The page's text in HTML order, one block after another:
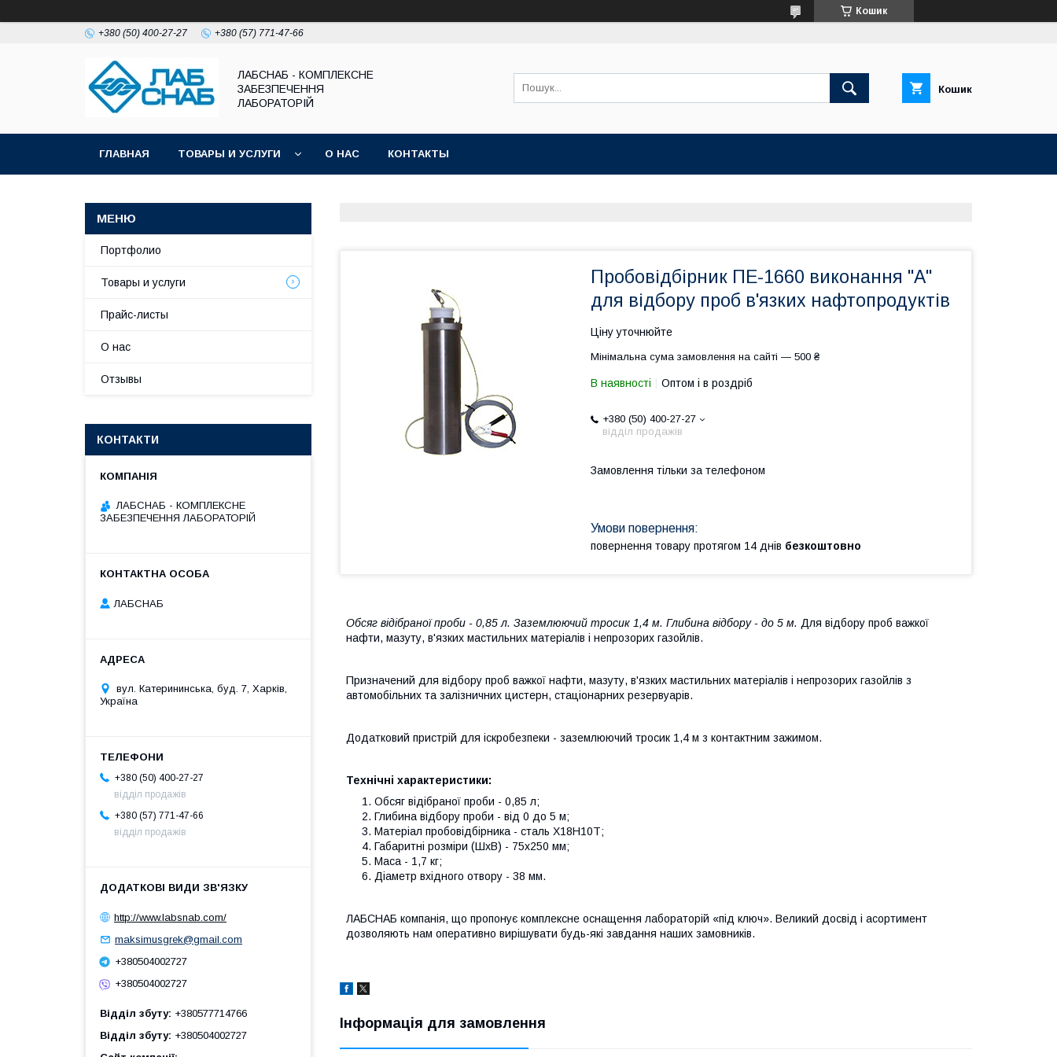
Кошик
+380 (50) 400-27-27 +380 (57) 771-47-66
ЛАБСНАБ - КОМПЛЕКСНЕ
ЗАБЕЗПЕЧЕННЯ
ЛАБОРАТОРІЙ
Кошик
ГЛАВНАЯ ТОВАРЫ И УСЛУГИ О НАС КОНТАКТЫ
Пробовідбірник ПЕ-1660 виконання "А"
для відбору проб в'язких нафтопродуктів
Ціну уточнюйте
Мінімальна сума замовлення на сайті — 500 ₴
В наявності Оптом і в роздріб
+380 (50) 400-27-27
відділ продажів
Замовлення тільки за телефоном
повернення товару протягом 14 днів безкоштовно
Обсяг відібраної проби - 0,85 л. Заземлюючий тросик 1,4 м. Глибина відбору - до 5 м. Для відбору проб важкої
нафти, мазуту, в'язких мастильних матеріалів і непрозорих газойлів.
Призначений для відбору проб важкої нафти, мазуту, в'язких мастильних матеріалів і непрозорих газойлів з
автомобільних та залізничних цистерн, стаціонарних резервуарів.
Додатковий пристрій для іскробезпеки - заземлюючий тросик 1,4 м з контактним зажимом.
Технічні характеристики:
Обсяг відібраної проби - 0,85 л;
Глибина відбору проби - від 0 до 5 м;
Матеріал пробовідбірника - сталь Х18Н10Т;
Габаритні розміри (ШхВ) - 75х250 мм;
Маса - 1,7 кг;
Діаметр вхідного отвору - 38 мм.
ЛАБСНАБ компанія, що пропонує комплексне оснащення лабораторій «під ключ». Великий досвід і асортимент
дозволяють нам оперативно вирішувати будь-які завдання наших замовників.
Інформація для замовлення
Портфолио
Товары и услуги
Прайс-листы
О нас
Отзывы
КОНТАКТИ
ЛАБСНАБ - КОМПЛЕКСНЕ
ЗАБЕЗПЕЧЕННЯ ЛАБОРАТОРІЙ
ЛАБСНАБ
вул. Катерининська, буд. 7, Харків,
Україна
+380 (50) 400-27-27
відділ продажів
+380 (57) 771-47-66
відділ продажів
http://www.labsnab.com/
maksimusgrek@gmail.com
+380504002727
+380504002727
Відділ збуту +380577714766
Відділ збуту +380504002727